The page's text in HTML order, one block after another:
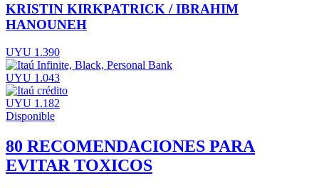
KRISTIN KIRKPATRICK / IBRAHIM
HANOUNEH
UYU 1.390
UYU 1.043
UYU 1.182
Disponible
80 RECOMENDACIONES PARA
EVITAR TOXICOS